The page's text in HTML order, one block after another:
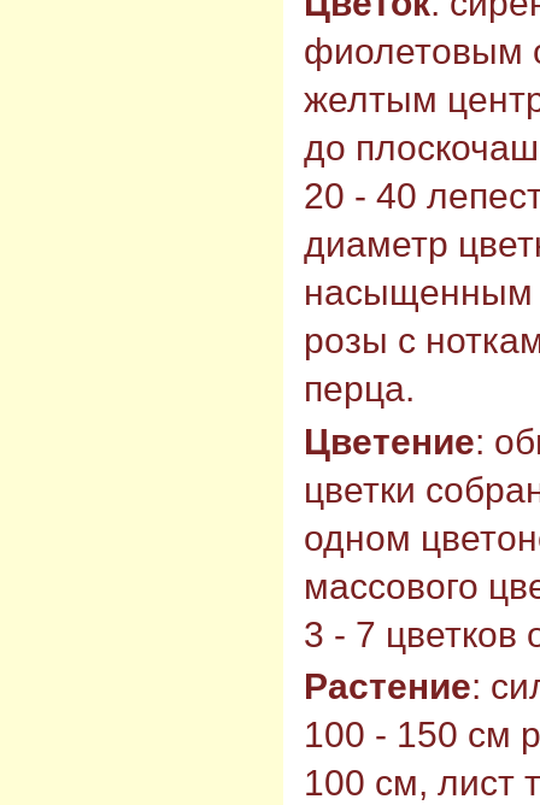
фиолетовым
желтым
до
20 - 40
диаметр
насыщенным
розы с
перца.
Цветение:
цветки
одном
массового
3 - 7 цветков
Растение:
100 - 150 см
100 см, лист